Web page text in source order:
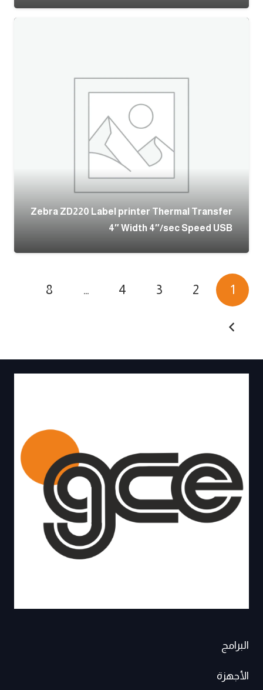
Zebra ZD220 Label printer Thermal Transfer
4″ Width 4″/sec Speed USB
1
2
3
4
…
8
البرامج
الأجهزة